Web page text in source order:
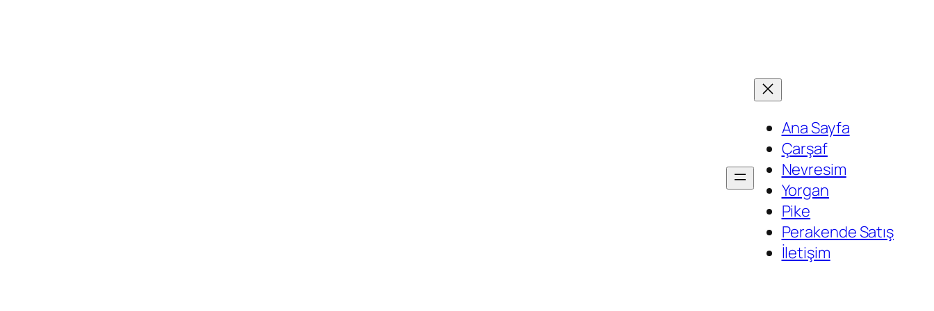
Ana Sayfa
Çarşaf
Nevresim
Yorgan
Pike
Perakende Satış
İletişim